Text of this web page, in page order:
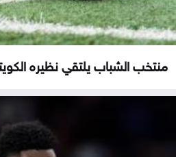
منتخب الشباب يلتقي نظيره